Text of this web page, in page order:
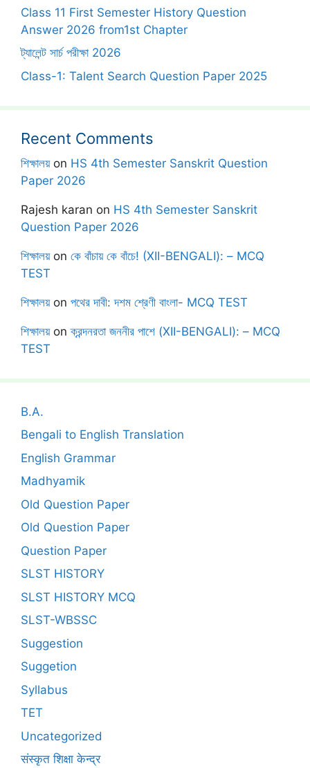
Class 11 First Semester History Question
Answer 2026 from1st Chapter
ট্যালেন্ট সার্চ পরীক্ষা 2026
Class-1: Talent Search Question Paper 2025
Recent Comments
শিক্ষালয়on HS 4th Semester Sanskrit Question
Paper 2026
Rajesh karan on HS 4th Semester Sanskrit
Question Paper 2026
শিক্ষালয়on কে বাঁচায় কে বাঁচে! (XII-BENGALI): – MCQ
TEST
শিক্ষালয়on পথের দাবী: দশম শ্রেণী বাংলা- MCQ TEST
শিক্ষালয়onক্রন্দনরতা জননীর পাশে (XII-BENGALI): – MCQ
TEST
B.A.
Bengali to English Translation
English Grammar
Madhyamik
Old Question Paper
Old Question Paper
Question Paper
SLST HISTORY
SLST HISTORY MCQ
SLST-WBSSC
Suggestion
Suggetion
Syllabus
TET
Uncategorized
संस्कृत शिक्षा केन्द्र